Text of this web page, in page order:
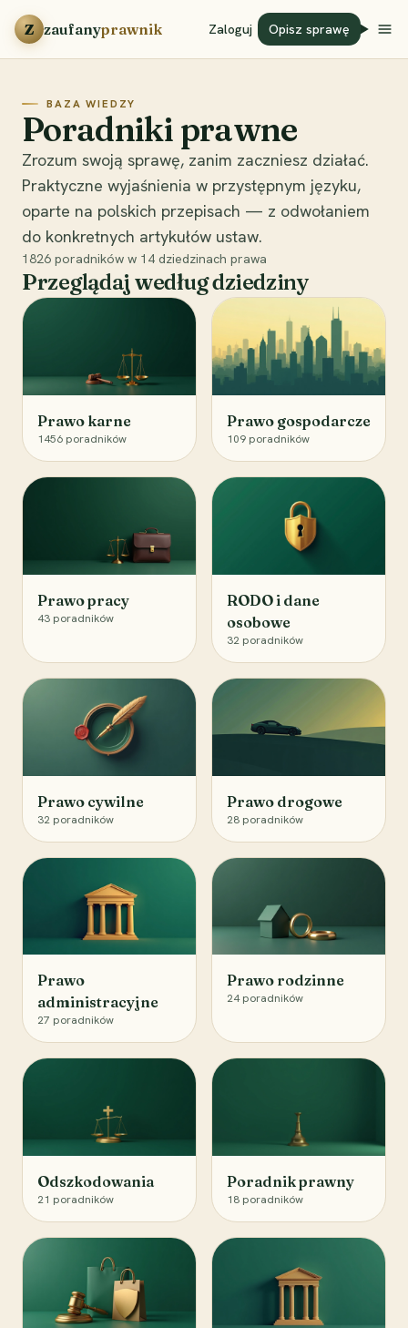
Przejdź do treści
Z zaufanyprawnik Zaloguj Opisz sprawę
BAZA WIEDZY
Poradniki prawne
Zrozum swoją sprawę, zanim zaczniesz działać.
Praktyczne wyjaśnienia w przystępnym języku,
oparte na polskich przepisach — z odwołaniem
do konkretnych artykułów ustaw.
1826 poradników w 14 dziedzinach prawa
Przeglądaj według dziedziny
Prawo karne
1456 poradników
Prawo gospodarcze
109 poradników
Prawo pracy
43 poradników
RODO i dane
osobowe
32 poradników
Prawo cywilne
32 poradników
Prawo drogowe
28 poradników
Prawo
administracyjne
27 poradników
Prawo rodzinne
24 poradników
Odszkodowania
21 poradników
Poradnik prawny
18 poradników